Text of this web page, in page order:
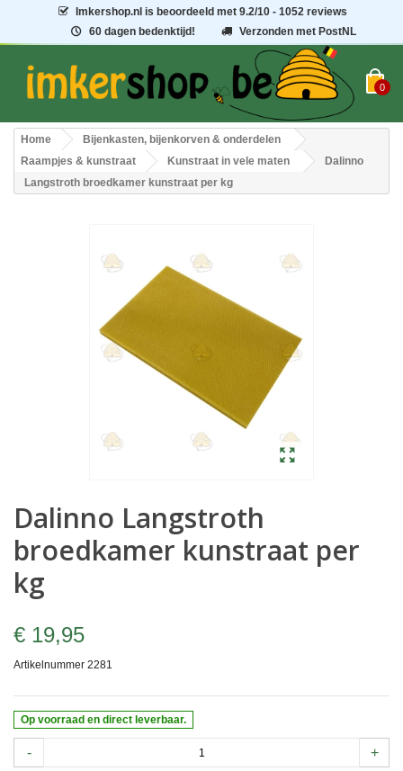
Imkershop.nl is beoordeeld met9.2/10 - 1052 reviews
60 dagen bedenktijd!
Verzonden met PostNL
0
Home
Bijenkasten, bijenkorven & onderdelen
Raampjes & kunstraat
Kunstraat in vele maten
Dalinno
Langstroth broedkamer kunstraat per kg
Dalinno Langstroth
broedkamer kunstraat per
kg
€ 19,95
Artikelnummer 2281
Op voorraad en direct leverbaar.
- +